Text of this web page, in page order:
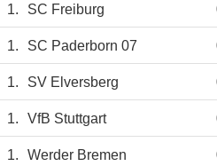
1. SC Freiburg
1. SC Paderborn 07
1. SV Elversberg
1. VfB Stuttgart
1. Werder Bremen